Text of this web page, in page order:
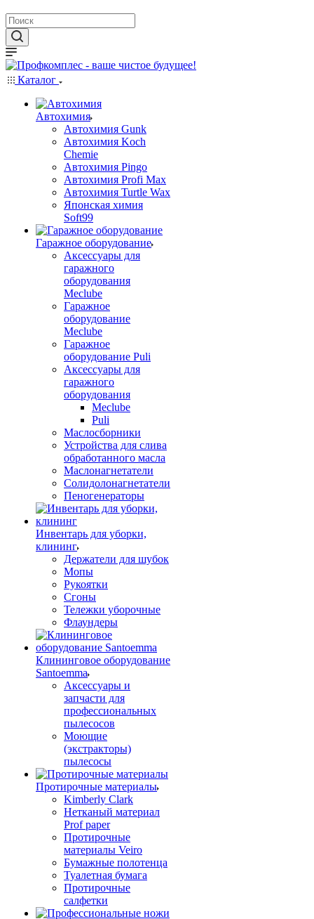
Каталог
Автохимия
Автохимия Gunk
Автохимия Koch
Chemie
Автохимия Pingo
Автохимия Profi Max
Автохимия Turtle Wax
Японская химия
Soft99
Гаражное оборудование
Аксессуары для
гаражного
оборудования
Meclube
Гаражное
оборудование
Meclube
Гаражное
оборудование Puli
Аксессуары для
гаражного
оборудования
Meclube
Puli
Маслосборники
Устройства для слива
обработанного масла
Маслонагнетатели
Солидолонагнетатели
Пеногенераторы
Инвентарь для уборки,
клининг
Держатели для шубок
Мопы
Рукоятки
Сгоны
Тележки уборочные
Флаундеры
Клининговое оборудование
Santoemma
Аксессуары и
запчасти для
профессиональных
пылесосов
Моющие
(экстракторы)
пылесосы
Протирочные материалы
Kimberly Clark
Нетканый материал
Prof paper
Протирочные
материалы Veiro
Бумажные полотенца
Туалетная бумага
Протирочные
салфетки